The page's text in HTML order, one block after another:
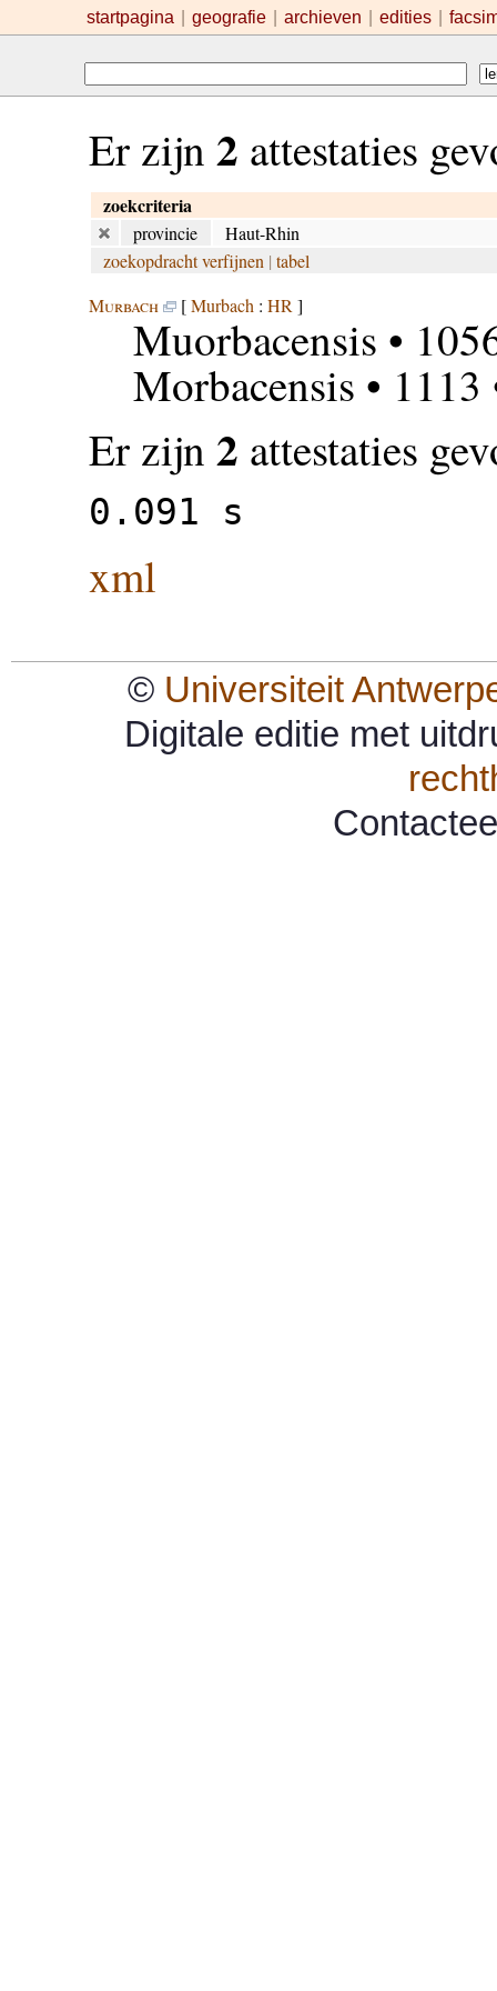
startpagina geografie archieven edities
Er zijn 2 attestaties
zoekcriteria
provincie
Haut-Rhin
zoekopdracht verfijnen | tabel
Murbach
[Murbach : HR ]
Muorbacensis •
Morbacensis •
Er zijn 2 attestaties
0.091 s
xml
© Universiteit
Digitale editie met